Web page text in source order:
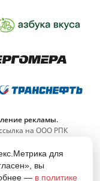
рекламы.
на ООО РПК
для
вы
— в политике